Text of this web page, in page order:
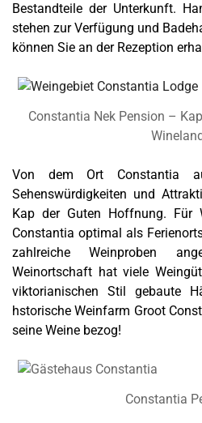
Bestandteile der Unterkunft.
stehen zur Verfügung und
können Sie an der Rezeption
Constantia Nek Pension –
Von dem Ort Constantia
Sehenswürdigkeiten und
Kap der Guten Hoffnung. Für
Constantia optimal als
zahlreiche Weinproben
Weinortschaft hat viele
viktorianischen Stil gebaute
hstorische Weinfarm Groot
seine Weine bezog!
Constantia